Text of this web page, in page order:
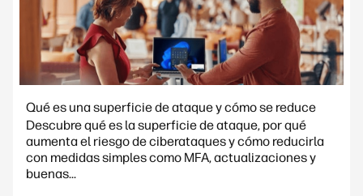
Qué es una superficie de ataque y cómo se reduce
Descubre qué es la superficie de ataque, por qué
aumenta el riesgo de ciberataques y cómo reducirla
con medidas simples como MFA, actualizaciones y
buenas...